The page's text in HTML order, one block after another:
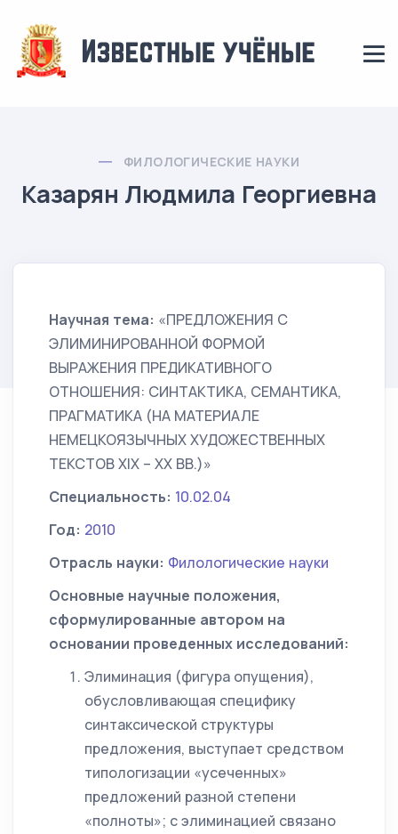
ФИЛОЛОГИЧЕСКИЕ НАУКИ
Казарян Людмила Георгиевна
Научная тема: «ПРЕДЛОЖЕНИЯ С
ЭЛИМИНИРОВАННОЙ ФОРМОЙ
ВЫРАЖЕНИЯ ПРЕДИКАТИВНОГО
ОТНОШЕНИЯ: СИНТАКТИКА, СЕМАНТИКА,
ПРАГМАТИКА (НА МАТЕРИАЛЕ
НЕМЕЦКОЯЗЫЧНЫХ ХУДОЖЕСТВЕННЫХ
ТЕКСТОВ XIX – XX ВВ.)»
Специальность: 10.02.04
Год: 2010
Отрасль науки: Филологические науки
Основные научные положения,
сформулированные автором на
основании проведенных исследований:
Элиминация (фигура опущения),
обусловливающая специфику
синтаксической структуры
предложения, выступает средством
типологизации «усеченных»
предложений разной степени
«полноты»; с элиминацией связано